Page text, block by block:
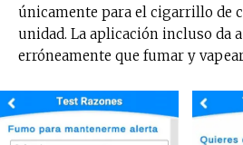
únicamente para el cigarrillo de
unidad. La aplicación incluso da
erróneamente que fumar y